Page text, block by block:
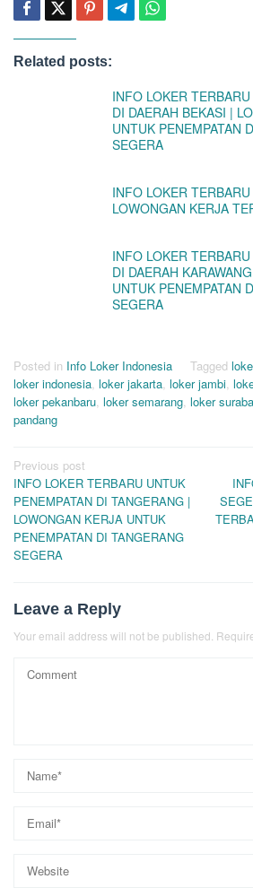
Related posts:
INFO LOKER
DI DAERAH BEKASI |
UNTUK PENEMPATAN
SEGERA
INFO LOKER
LOWONGAN KERJA
INFO LOKER
DI DAERAH
UNTUK PENEMPATAN
SEGERA
Posted in Info Loker Indonesia Tagged
loker indonesia, loker jakarta, loker jambi,
loker pekanbaru, loker semarang, loker
pandang
Post
navigation
Previous post
INFO LOKER TERBARU UNTUK
PENEMPATAN DI TANGERANG |
LOWONGAN KERJA UNTUK
PENEMPATAN DI TANGERANG
SEGERA
Leave a Reply
Your email address will not be published.